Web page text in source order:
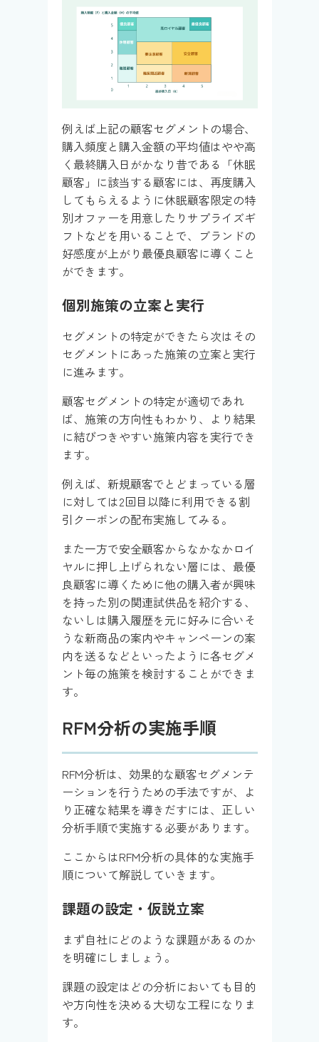
例えば上記の顧客セグメントの場合、
購入頻度と購入金額の平均値はやや高
く最終購入日がかなり昔である「休眠
顧客」に該当する顧客には、再度購入
してもらえるように休眠顧客限定の特
別オファーを用意したりサプライズギ
フトなどを用いることで、ブランドの
好感度が上がり最優良顧客に導くこと
ができます。
個別施策の立案と実行
セグメントの特定ができたら次はその
セグメントにあった施策の立案と実行
に進みます。
顧客セグメントの特定が適切であれ
ば、施策の方向性もわかり、より結果
に結びつきやすい施策内容を実行でき
ます。
例えば、新規顧客でとどまっている層
に対しては2回目以降に利用できる割
引クーポンの配布実施してみる。
また一方で安全顧客からなかなかロイ
ヤルに押し上げられない層には、最優
良顧客に導くために他の購入者が興味
を持った別の関連試供品を紹介する、
ないしは購入履歴を元に好みに合いそ
うな新商品の案内やキャンペーンの案
内を送るなどといったように各セグメ
ント毎の施策を検討することができま
す。
RFM分析の実施手順
RFM分析は、効果的な顧客セグメンテ
ーションを行うための手法ですが、よ
り正確な結果を導きだすには、正しい
分析手順で実施する必要があります。
ここからはRFM分析の具体的な実施手
順について解説していきます。
課題の設定・仮説立案
まず自社にどのような課題があるのか
を明確にしましょう。
課題の設定はどの分析においても目的
や方向性を決める大切な工程になりま
す。